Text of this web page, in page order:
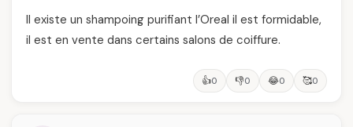
Il existe un shampoing purifiant l’Oreal il est formidable,
il est en vente dans certains salons de coiffure.
👍0 👎0 😂0 🥰0